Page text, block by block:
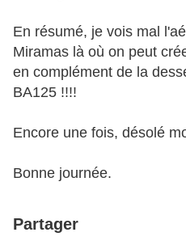
En résumé, je vois mal
Miramas là où on peut
en complément de la
BA125 !!!!
Encore une fois, désolé
Bonne journée.
Partager